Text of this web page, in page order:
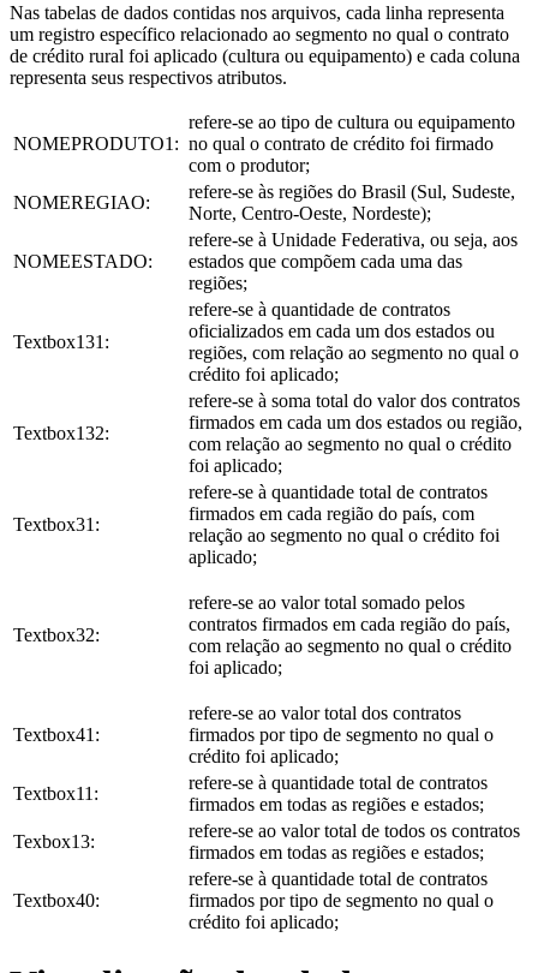
Nas tabelas de dados contidas nos arquivos, cada linha representa
um registro específico relacionado ao segmento no qual o contrato
de crédito rural foi aplicado (cultura ou equipamento) e cada coluna
representa seus respectivos atributos.
NOMEPRODUTO1:
refere-se ao tipo de cultura ou equipamento
no qual o contrato de crédito foi firmado
com o produtor;
NOMEREGIAO:
refere-se às regiões do Brasil (Sul, Sudeste,
Norte, Centro-Oeste, Nordeste);
NOMEESTADO:
refere-se à Unidade Federativa, ou seja, aos
estados que compõem cada uma das
regiões;
Textbox131:
refere-se à quantidade de contratos
oficializados em cada um dos estados ou
regiões, com relação ao segmento no qual o
crédito foi aplicado;
Textbox132:
refere-se à soma total do valor dos contratos
firmados em cada um dos estados ou região,
com relação ao segmento no qual o crédito
foi aplicado;
Textbox31:
refere-se à quantidade total de contratos
firmados em cada região do país, com
relação ao segmento no qual o crédito foi
aplicado;
Textbox32:
refere-se ao valor total somado pelos
contratos firmados em cada região do país,
com relação ao segmento no qual o crédito
foi aplicado;
Textbox41:
refere-se ao valor total dos contratos
firmados por tipo de segmento no qual o
crédito foi aplicado;
Textbox11:
refere-se à quantidade total de contratos
firmados em todas as regiões e estados;
Texbox13:
refere-se ao valor total de todos os contratos
firmados em todas as regiões e estados;
Textbox40:
refere-se à quantidade total de contratos
firmados por tipo de segmento no qual o
crédito foi aplicado;